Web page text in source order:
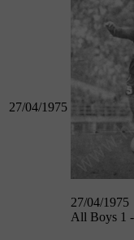
27/04/1975
27/04/1975
All Boys 1